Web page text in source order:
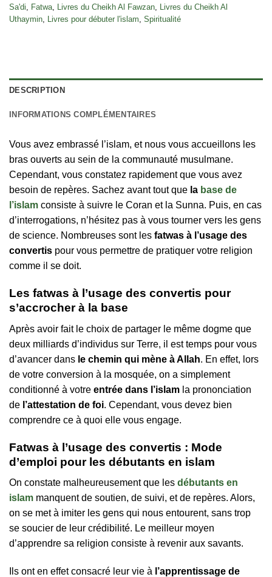
Sa'di
Fatwa Livres du Cheikh Al Fawzan Livres du Cheikh Al
Uthaymin Livres pour débuter l'islam Spiritualité
DESCRIPTION
INFORMATIONS COMPLÉMENTAIRES
Vous avez embrassé l’islam, et nous vous accueillons les
bras ouverts au sein de la communauté musulmane.
Cependant, vous constatez rapidement que vous avez
besoin de repères. Sachez avant tout que la base de
l’islam consiste à suivre le Coran et la Sunna. Puis, en cas
d’interrogations, n’hésitez pas à vous tourner vers les gens
de science. Nombreuses sont les fatwas à l’usage des
convertis pour vous permettre de pratiquer votre religion
comme il se doit.
Les fatwas à l’usage des convertis pour
s’accrocher à la base
Après avoir fait le choix de partager le même dogme que
deux milliards d’individus sur Terre, il est temps pour vous
d’avancer dans le chemin qui mène à Allah. En effet, lors
de votre conversion à la mosquée, on a simplement
conditionné à votre entrée dans l’islam la prononciation
de l’attestation de foi. Cependant, vous devez bien
comprendre ce à quoi elle vous engage.
Fatwas à l’usage des convertis : Mode
d’emploi pour les débutants en islam
On constate malheureusement que les débutants en
islam manquent de soutien, de suivi, et de repères. Alors,
on se met à imiter les gens qui nous entourent, sans trop
se soucier de leur crédibilité. Le meilleur moyen
d’apprendre sa religion consiste à revenir aux savants.
Ils ont en effet consacré leur vie à l’apprentissage de